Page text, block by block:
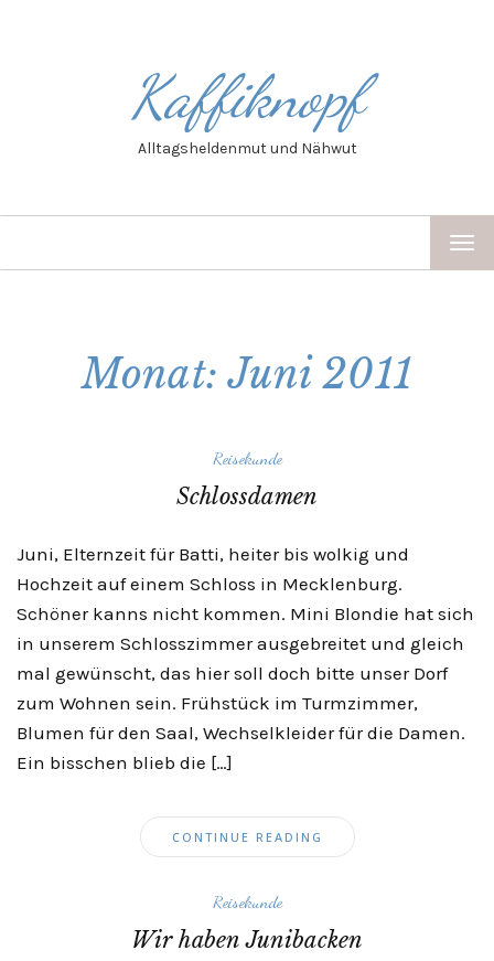
Kaffiknopf
Alltagsheldenmut und Nähwut
Monat: Juni 2011
Reisekunde
Schlossdamen
Juni, Elternzeit für Batti, heiter bis wolkig und
Hochzeit auf einem Schloss in Mecklenburg.
Schöner kanns nicht kommen. Mini Blondie hat sich
in unserem Schlosszimmer ausgebreitet und gleich
mal gewünscht, das hier soll doch bitte unser Dorf
zum Wohnen sein. Frühstück im Turmzimmer,
Blumen für den Saal, Wechselkleider für die Damen.
Ein bisschen blieb die […]
CONTINUE READING
Reisekunde
Wir haben Junibacken